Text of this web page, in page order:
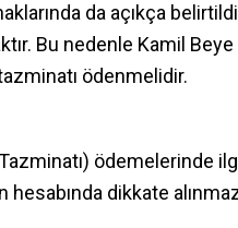
da açıkça
Bu nedenle Kamil
ödenmelidir.
ödemelerinde
hesabında dikkate